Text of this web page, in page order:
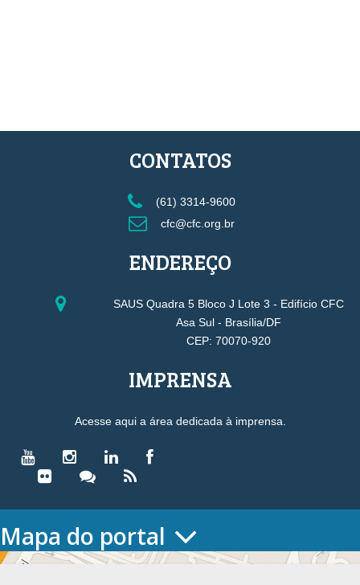
CONTATOS
(61) 3314-9600
cfc@cfc.org.br
ENDEREÇO
SAUS Quadra 5 Bloco J Lote 3 - Edifício CFC
Asa Sul - Brasília/DF
CEP: 70070-920
IMPRENSA
Acesse aqui a área dedicada à imprensa.
Mapa do portal
HOME